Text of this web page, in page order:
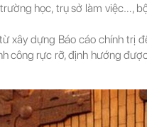
học, trụ sở làm việc…,
xây dựng Báo cáo chính trị
công rực rỡ, định hướng